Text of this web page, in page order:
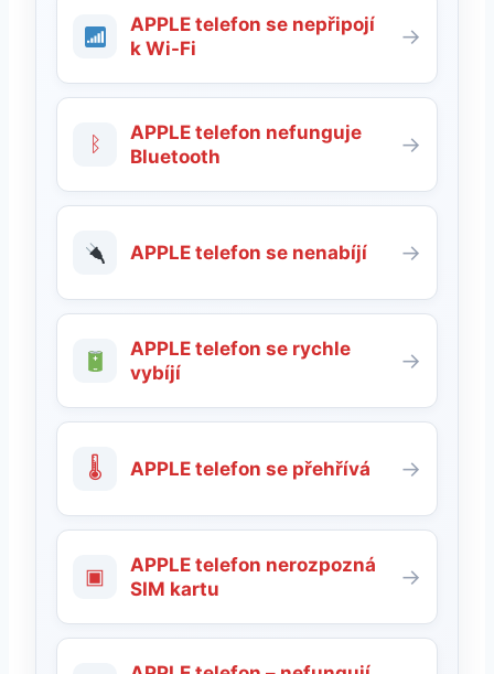
APPLE telefon se nepřipojí
k Wi-Fi
→
ᛒ
APPLE telefon nefunguje
Bluetooth
→
APPLE telefon se nenabíjí →
APPLE telefon se rychle
vybíjí
→
🌡 APPLE telefon se přehřívá →
▣
APPLE telefon nerozpozná
SIM kartu
→